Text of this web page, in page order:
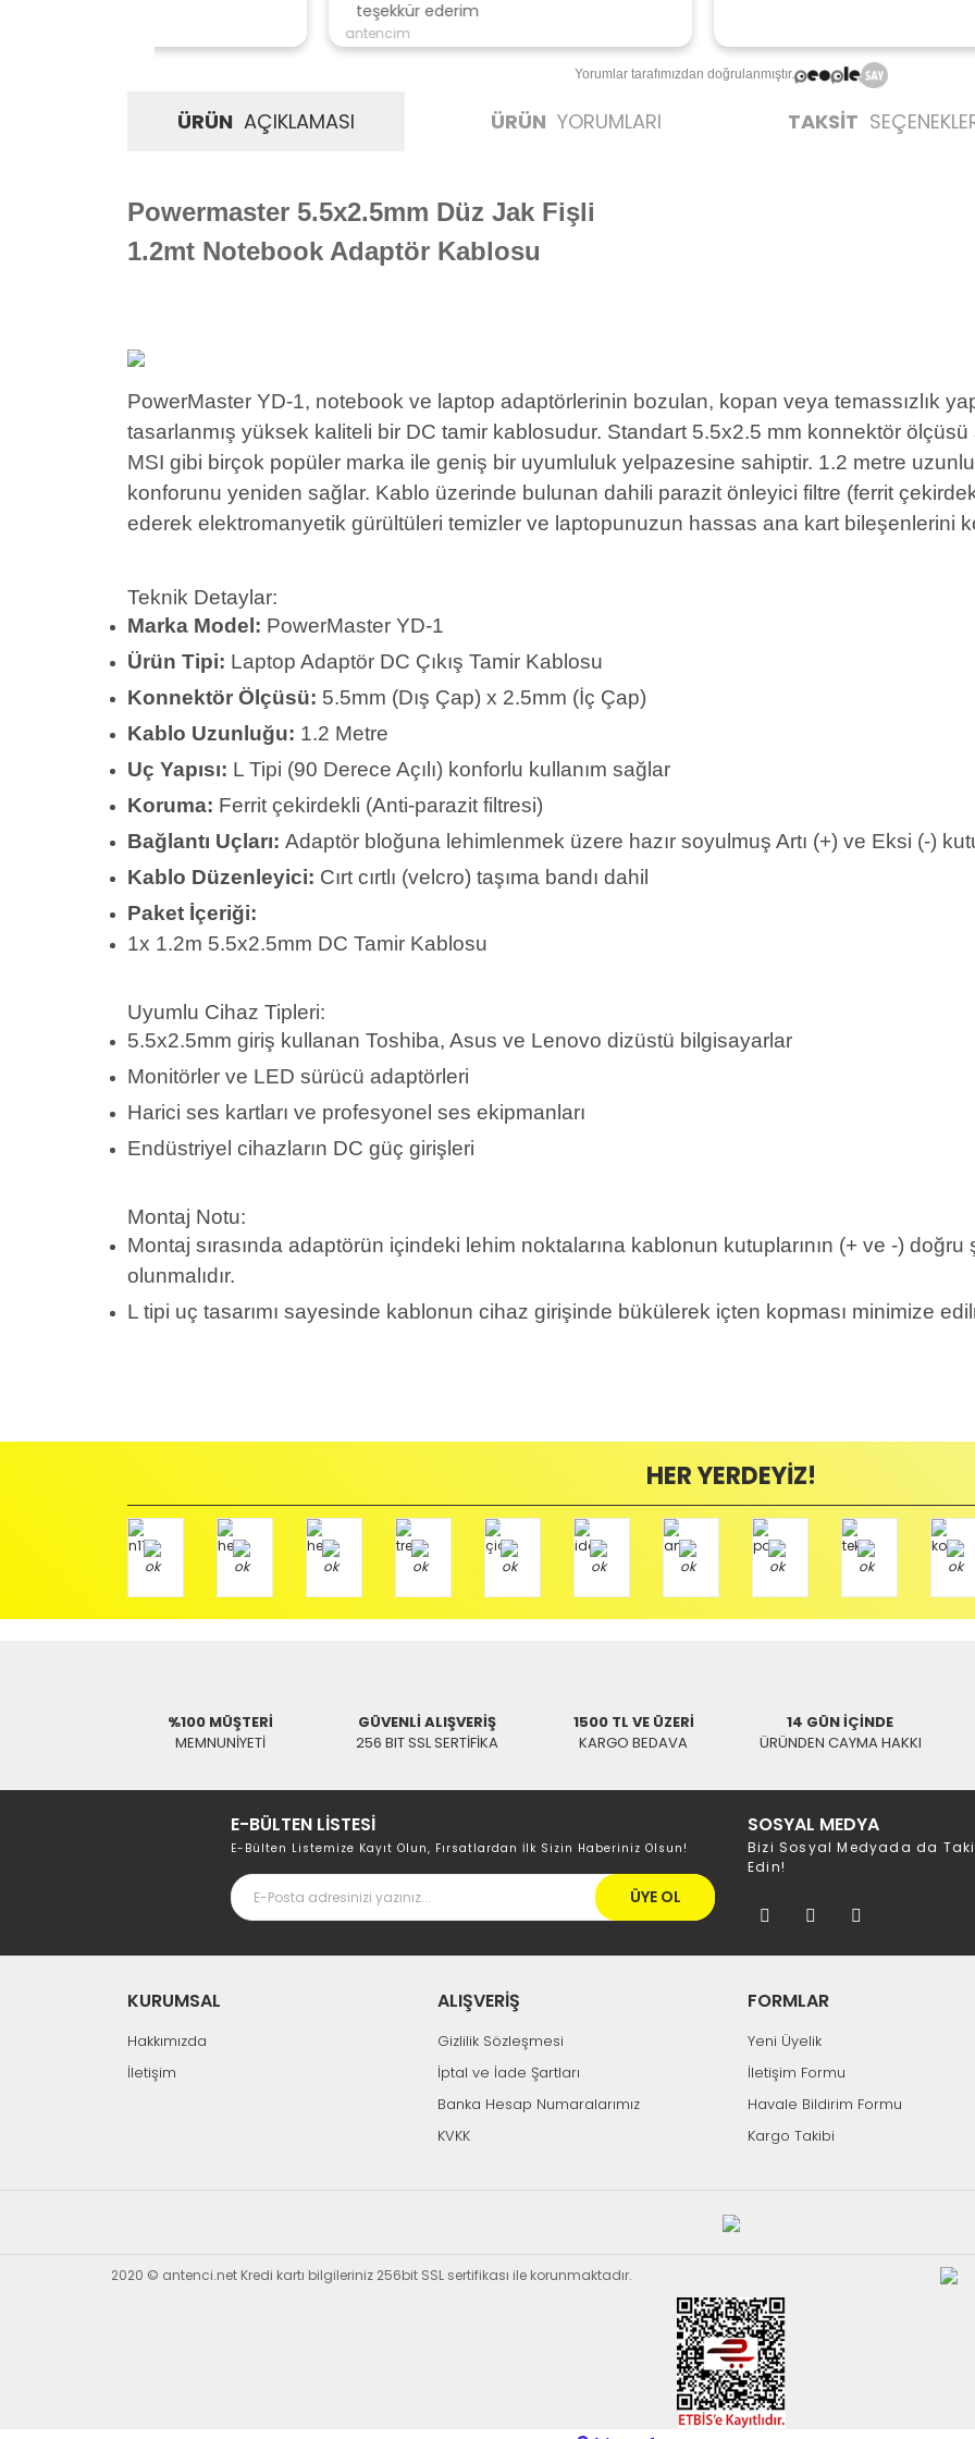
Yorumlar tarafımızdan doğrulanmıştır.
ÜRÜN AÇIKLAMASI ÜRÜN YORUMLARI TAKSİT
Powermaster 5.5x2.5mm Düz Jak Fişli
1.2mt Notebook Adaptör Kablosu
PowerMaster YD-1, notebook ve laptop adaptörlerinin bozulan, kopan veya temassızlık
tasarlanmış yüksek kaliteli bir DC tamir kablosudur. Standart 5.5x2.5 mm konnektör
MSI gibi birçok popüler marka ile geniş bir uyumluluk yelpazesine sahiptir. 1.2 metre
konforunu yeniden sağlar. Kablo üzerinde bulunan dahili parazit önleyici filtre (ferrit
ederek elektromanyetik gürültüleri temizler ve laptopunuzun hassas ana kart bileşenlerini
Teknik Detaylar:
Marka Model: PowerMaster YD-1
Ürün Tipi: Laptop Adaptör DC Çıkış Tamir Kablosu
Konnektör Ölçüsü: 5.5mm (Dış Çap) x 2.5mm (İç Çap)
Kablo Uzunluğu: 1.2 Metre
Uç Yapısı: L Tipi (90 Derece Açılı) konforlu kullanım sağlar
Koruma: Ferrit çekirdekli (Anti-parazit filtresi)
Bağlantı Uçları: Adaptör bloğuna lehimlenmek üzere hazır soyulmuş Artı (+) ve Eksi (-)
Kablo Düzenleyici: Cırt cırtlı (velcro) taşıma bandı dahil
Paket İçeriği:
1x 1.2m 5.5x2.5mm DC Tamir Kablosu
Uyumlu Cihaz Tipleri:
5.5x2.5mm giriş kullanan Toshiba, Asus ve Lenovo dizüstü bilgisayarlar
Monitörler ve LED sürücü adaptörleri
Harici ses kartları ve profesyonel ses ekipmanları
Endüstriyel cihazların DC güç girişleri
Montaj Notu:
Montaj sırasında adaptörün içindeki lehim noktalarına kablonun kutuplarının (+ ve -) doğru
olunmalıdır.
L tipi uç tasarımı sayesinde kablonun cihaz girişinde bükülerek içten kopması minimize
Yorum Yaz
gerekir.
ödemeli olarak göndermenizi rica ederiz.
Antenci Elektronik San.Tic.Ltd.Şti.
Adres : Akıncılar Mh. Pancar Arkası Sk. No:10/B2 KARESİ / BALIKESİR
Aras Kargo Anlaşma No : 152 294 193 1342
HER YERDEYİZ!
%100 MÜŞTERİ
MEMNUNİYETİ
GÜVENLİ ALIŞVERİŞ
256 BIT SSL SERTİFİKA
1500 TL VE ÜZERİ
KARGO BEDAVA
14 GÜN İÇİNDE
ÜRÜNDEN CAYMA HAKKI
E-BÜLTEN LİSTESİ
E-Bülten Listemize Kayıt Olun, Fırsatlardan İlk Sizin Haberiniz Olsun!
ÜYE OL
SOSYAL MEDYA
Bizi Sosyal Medyada da
Edin!
KURUMSAL
Hakkımızda
İletişim
ALIŞVERİŞ
Gizlilik Sözleşmesi
İptal ve İade Şartları
Banka Hesap Numaralarımız
KVKK
FORMLAR
Yeni Üyelik
İletişim Formu
Havale Bildirim Formu
Kargo Takibi
2020 © antenci.net Kredi kartı bilgileriniz 256bit SSL sertifikası ile korunmaktadır.